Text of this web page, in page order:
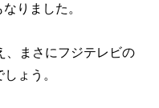
りました。
、まさにフジテレビの
ょう。